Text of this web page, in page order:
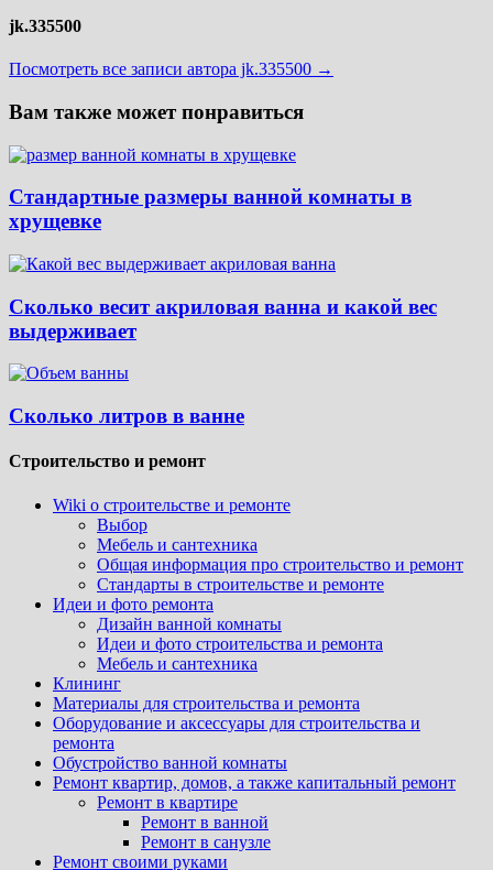
jk.335500
Посмотреть все записи автора jk.335500 →
Вам также может понравиться
Стандартные размеры ванной комнаты в
хрущевке
Сколько весит акриловая ванна и какой вес
выдерживает
Сколько литров в ванне
Строительство и ремонт
Wiki о строительстве и ремонте
Выбор
Мебель и сантехника
Общая информация про строительство и ремонт
Стандарты в строительстве и ремонте
Идеи и фото ремонта
Дизайн ванной комнаты
Идеи и фото строительства и ремонта
Мебель и сантехника
Клининг
Материалы для строительства и ремонта
Оборудование и аксессуары для строительства и
ремонта
Обустройство ванной комнаты
Ремонт квартир, домов, а также капитальный ремонт
Ремонт в квартире
Ремонт в ванной
Ремонт в санузле
Ремонт своими руками